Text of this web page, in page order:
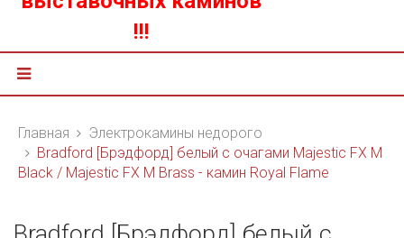
!!!
Главная
Электрокамины недорого
Bradford [Брэдфорд] белый с очагами Majestic FX M
Black / Majestic FX M Brass - камин Royal Flame